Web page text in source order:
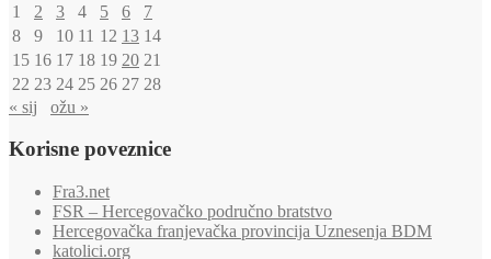
1
2 3 4 5 6
7
8
9 10 11 12 13 14
15 16 17 18 19 20 21
22 23 24 25 26 27 28
« sij
ožu »
Korisne poveznice
Fra3.net
FSR – Hercegovačko područno bratstvo
Hercegovačka franjevačka provincija Uznesenja BDM
katolici.org